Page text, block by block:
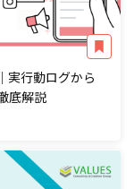
実行動ログから
底解説